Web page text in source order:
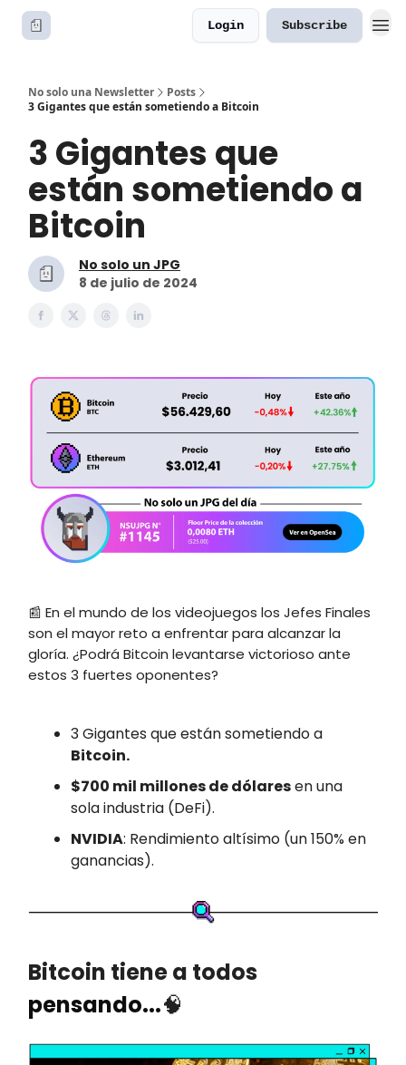
Login Subscribe
No solo una Newsletter
Posts
3 Gigantes que están sometiendo a Bitcoin
3 Gigantes que
están sometiendo a
Bitcoin
No solo un JPG
8 de julio de 2024
📰 En el mundo de los videojuegos los Jefes Finales
son el mayor reto a enfrentar para alcanzar la
gloría. ¿Podrá Bitcoin levantarse victorioso ante
estos 3 fuertes oponentes?
3 Gigantes que están sometiendo a
Bitcoin.
$700 mil millones de dólaresen una
sola industria (DeFi).
NVIDIA: Rendimiento altísimo (un 150% en
ganancias).
Bitcoin tiene a todos
pensando...🧠